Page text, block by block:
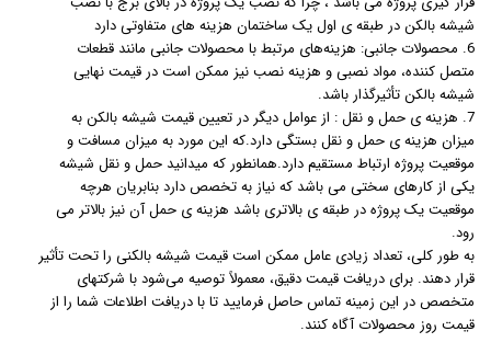
شیشه بالکن در طبقه ی اول یک ساختمان هزینه های متفاوتی دارد
6. محصولات جانبی: هزینه‌های مرتبط با محصولات جانبی مانند قطعات
متصل کننده، مواد نصبی و هزینه نصب نیز ممکن است در قیمت نهایی
شیشه بالکن تأثیرگذار باشد.
7. هزینه ی حمل و نقل : از عوامل دیگر در تعیین قیمت شیشه بالکن به
میزان هزینه ی حمل و نقل بستگی دارد.که این مورد به میزان مسافت و
موقعیت پروژه ارتباط مستقیم دارد.همانطور که میدانید حمل و نقل شیشه
یکی از کارهای سختی می باشد که نیاز به تخصص دارد بنابریان هرچه
موقعیت یک پروژه در طبقه ی بالاتری باشد هزینه ی حمل آن نیز بالاتر می
رود.
به طور کلی، تعداد زیادی عامل ممکن است قیمت شیشه بالکنی را تحت تأثیر
قرار دهند. برای دریافت قیمت دقیق، معمولاً توصیه می‌شود با شرکتهای
متخصص در این زمینه تماس حاصل فرمایید تا با دریافت اطلاعات شما را از
قیمت روز محصولات آگاه کنند.